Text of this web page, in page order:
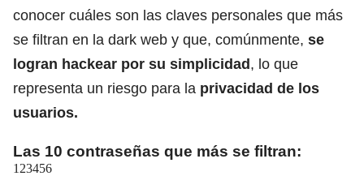
conocer cuáles son las claves personales que más
se filtran en la dark web y que, comúnmente, se
logran hackear por su simplicidad, lo que
representa un riesgo para la privacidad de los
usuarios.
Las 10 contraseñas que más se filtran:
123456